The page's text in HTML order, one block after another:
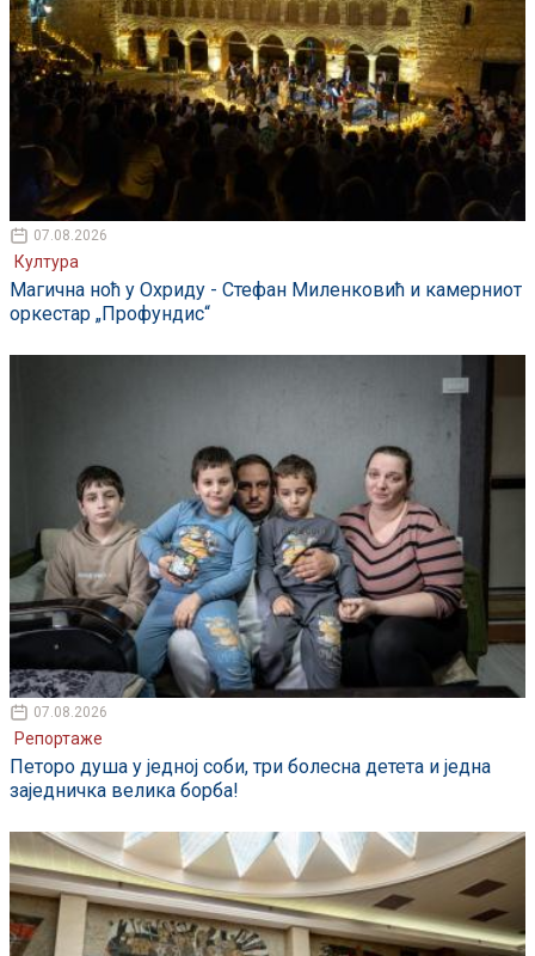
07.08.2026
Култура
Магична ноћ у Охриду - Стефан Миленковић и камерниот
оркестар „Профундис“
07.08.2026
Репортаже
Петоро душа у једној соби, три болесна детета и једна
заједничка велика борба!